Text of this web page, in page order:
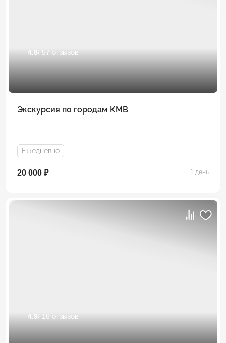
4.8/ 57 отзывов
Экскурсия по городам КМВ
Ежедневно
20 000 ₽ 1 день
4.9 / 16 отзывов